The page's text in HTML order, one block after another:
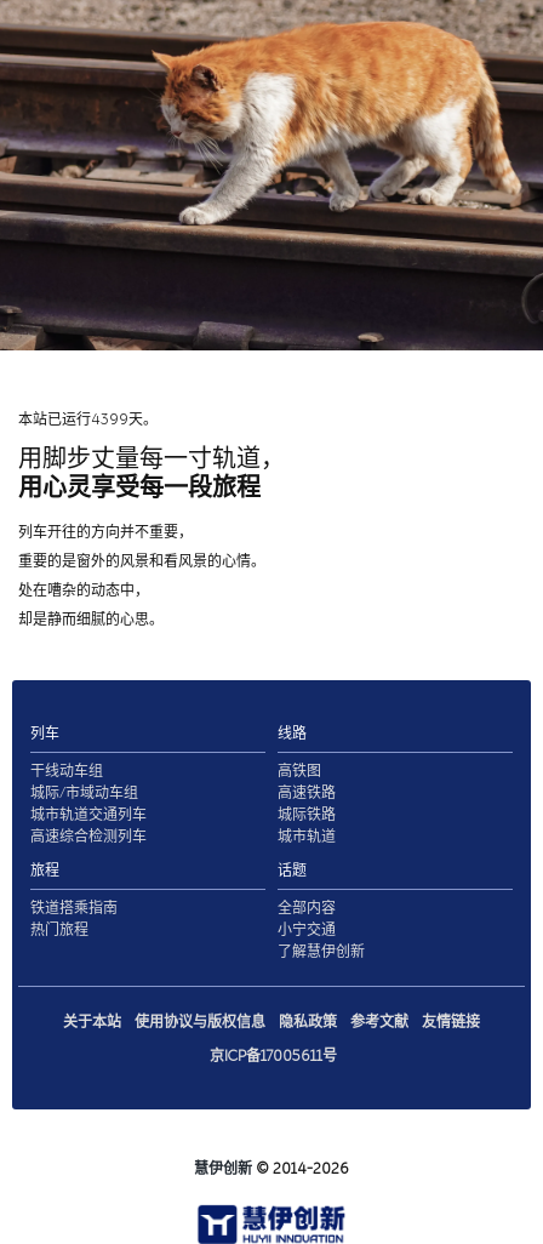
本站已运行4399天。
用脚步丈量每一寸轨道，
用心灵享受每一段旅程
列车开往的方向并不重要，
重要的是窗外的风景和看风景的心情。
处在嘈杂的动态中，
却是静而细腻的心思。
列车
干线动车组
城际/市域动车组
城市轨道交通列车
高速综合检测列车
线路
高铁图
高速铁路
城际铁路
城市轨道
旅程
铁道搭乘指南
热门旅程
话题
全部内容
小宁交通
了解慧伊创新
关于本站 使用协议与版权信息 隐私政策 参考文献
友情链接
京ICP备17005611号
慧伊创新 © 2014-2026